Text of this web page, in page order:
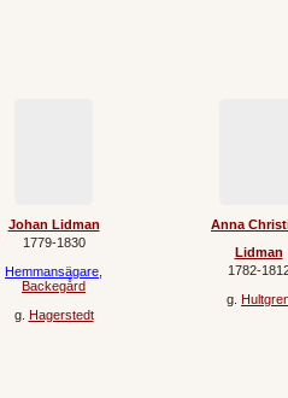
Johan Lidman
1779‐1830
Hemmansägare
Backegård
g. Hagerstedt
Anna
Lidman
g.